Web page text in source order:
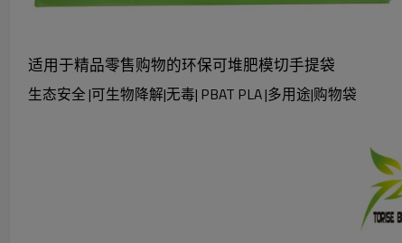
适用于精品零售购物的环保可堆肥模切手提袋
生态安全 |可生物降解|无毒| PBAT PLA |多用途|购物袋